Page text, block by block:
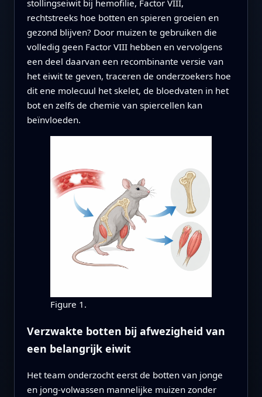
stollingseiwit bij hemofilie, Factor VIII,
rechtstreeks hoe botten en spieren groeien en
gezond blijven? Door muizen te gebruiken die
volledig geen Factor VIII hebben en vervolgens
een deel daarvan een recombinante versie van
het eiwit te geven, traceren de onderzoekers hoe
dit ene molecuul het skelet, de bloedvaten in het
bot en zelfs de chemie van spiercellen kan
beïnvloeden.
Figure 1.
Verzwakte botten bij afwezigheid van
een belangrijk eiwit
Het team onderzocht eerst de botten van jonge
en jong-volwassen mannelijke muizen zonder